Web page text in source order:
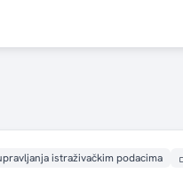
istraživačkim podacima